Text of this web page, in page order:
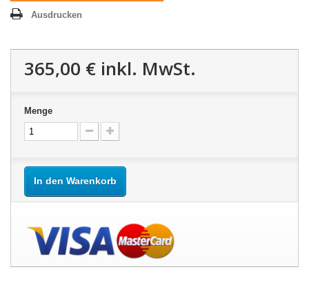
Ausdrucken
365,00 € inkl. MwSt.
Menge
In den Warenkorb